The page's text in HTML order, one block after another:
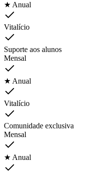
★ Anual
Vitalício
Suporte aos alunos
Mensal
★ Anual
Vitalício
Comunidade exclusiva
Mensal
★ Anual